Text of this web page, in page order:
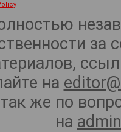
на
же по
на